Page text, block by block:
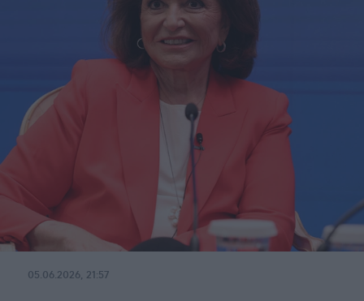
05.06.2026, 21:57